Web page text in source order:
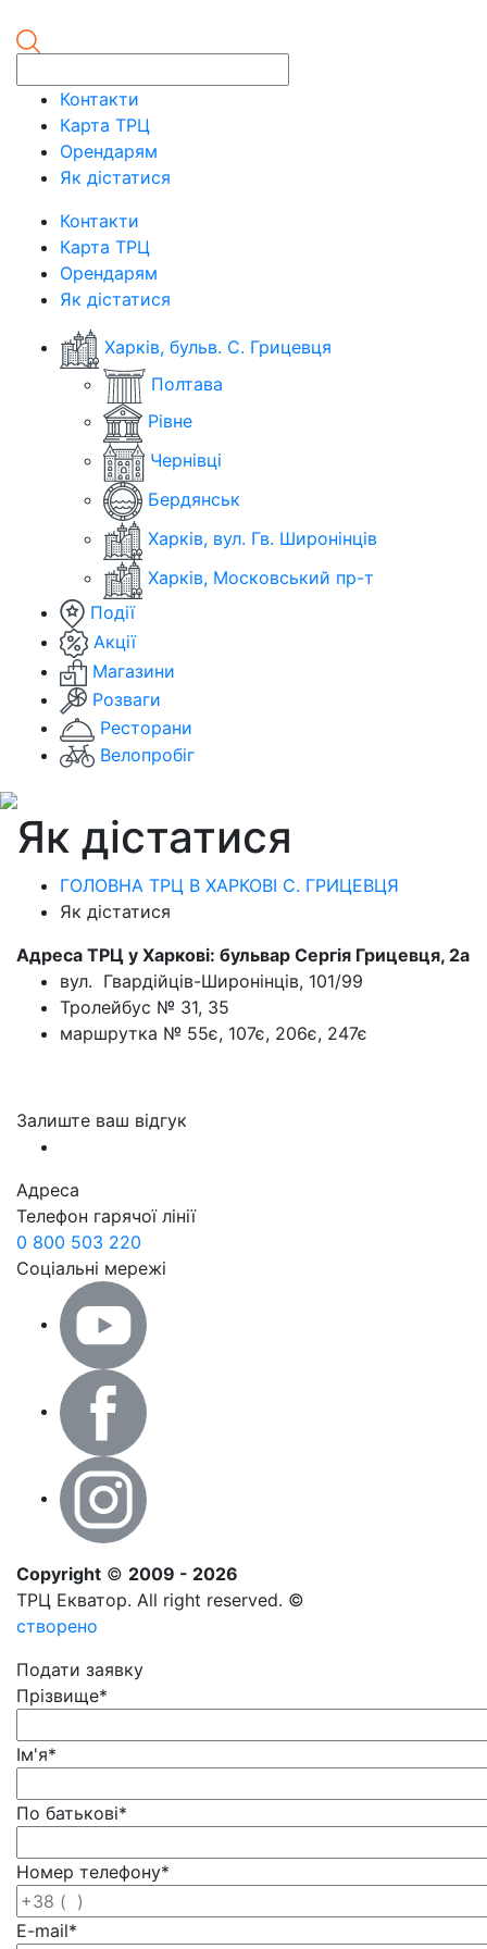
Контакти
Карта ТРЦ
Орендарям
Як дістатися
Контакти
Карта ТРЦ
Орендарям
Як дістатися
Харків, бульв. С. Грицевця
Полтава
Рівне
Чернівці
Бердянськ
Харків, вул. Гв. Широнінців
Харків, Московський пр-т
Події
Акції
Магазини
Розваги
Ресторани
Велопробіг
Як дістатися
ГОЛОВНА ТРЦ В ХАРКОВІ С. ГРИЦЕВЦЯ
Як дістатися
Адреса ТРЦ у Харкові: бульвар Сергія Грицевця, 2а
вул. Гвардійців-Широнінців, 101/99
Тролейбус № 31, 35
маршрутка № 55є, 107є, 206є, 247є
Залиште ваш відгук
Адреса
Телефон гарячої лінії
0 800 503 220
Соціальні мережі
Copyright © 2009 - 2026
ТРЦ Екватор. All right reserved. ©
створено
Подати заявку
Прізвище*
Ім'я*
По батькові*
Номер телефону*
E-mail*